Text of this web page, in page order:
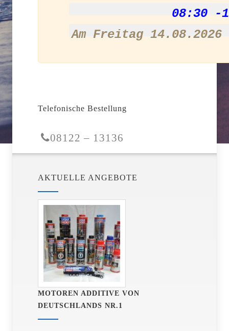
08:30 -
Am Freitag
Telefonische Bestellung
08122 – 13136
AKTUELLE ANGEBOTE
MOTOREN ADDITIVE VON
DEUTSCHLANDS NR.1